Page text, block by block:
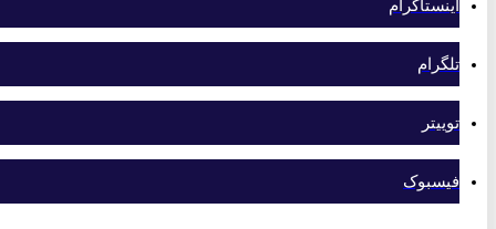
اینستاگرام
تلگرام
توییتر
فیسبوک